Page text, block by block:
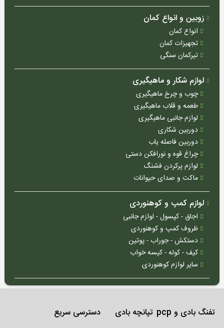
مقالات
اخبار
آموزشی
کوزی
(ترکیه)
ایرانی
کرال
(ترکیه)
هانتر
(ترکیه)
هوگلو
(ترکیه)
(ترکیه)
زوبین و انواع کمان
انواع کمان
تجهیزات کمان
تیرکمان سنگی
لوازم شکار و ماهیگیری
چوب و چرخ ماهیگیری
طعمه و قلاب ماهیگیری
لوازم جانبی ماهیگیری
دوربین شکاری
دوربین فاصله یاب
چراغ قوه و نورافکن دستی
لوازم پرکردن فشنگ
ماکت و صدای حیوانات
لوازم کمپ و کوهنوردی
اجاق - کپسول - لوازم جانبی
ظروف کمپ و کوهنوردی
دستکش - جوراب - پوتین
کیف - کوله - کیسه خواب
سایر لوازم کوهنوردی
تفنگ بادی و pcp تپانچه بادی دسترسی سریع